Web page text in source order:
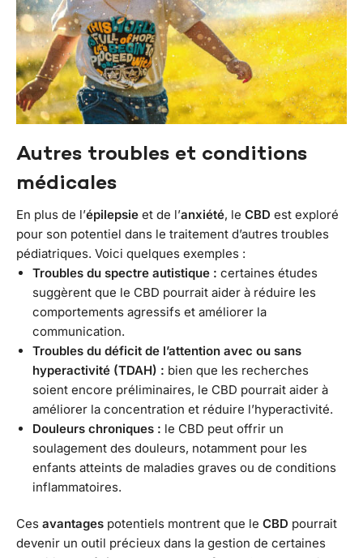
Autres troubles et conditions
médicales
En plus de l’épilepsie et de l’anxiété, le CBD est exploré
pour son potentiel dans le traitement d’autres troubles
pédiatriques. Voici quelques exemples :
Troubles du spectre autistique : certaines études
suggèrent que le CBD pourrait aider à réduire les
comportements agressifs et améliorer la
communication.
Troubles du déficit de l’attention avec ou sans
hyperactivité (TDAH) : bien que les recherches
soient encore préliminaires, le CBD pourrait aider à
améliorer la concentration et réduire l’hyperactivité.
Douleurs chroniques : le CBD peut offrir un
soulagement des douleurs, notamment pour les
enfants atteints de maladies graves ou de conditions
inflammatoires.
Ces avantages potentiels montrent que le CBD pourrait
devenir un outil précieux dans la gestion de certaines